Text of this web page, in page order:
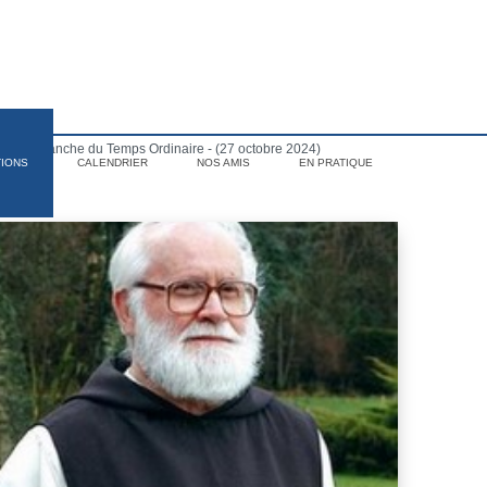
CALENDRIER NOS AMIS EN PRATIQUE
dimanche du Temps Ordinaire - (27 octobre 2024)